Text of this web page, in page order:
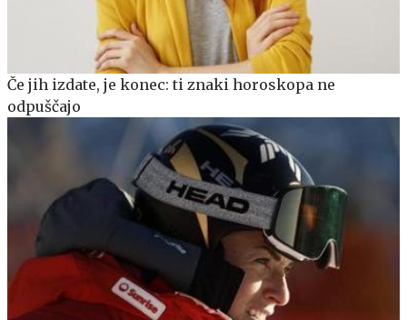
Če jih izdate, je konec: ti znaki horoskopa ne
odpuščajo